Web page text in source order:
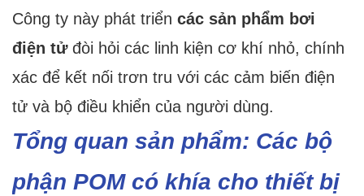
Công ty này phát triển các sản phẩm bơi
điện tửđòi hỏi các linh kiện cơ khí nhỏ, chính
xác để kết nối trơn tru với các cảm biến điện
tử và bộ điều khiển của người dùng.
Tổng quan sản phẩm: Các bộ
phận POM có khía cho thiết bị